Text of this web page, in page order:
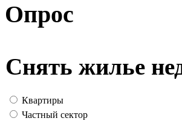
Опрос
Снять жилье
Квартиры
Частный сектор